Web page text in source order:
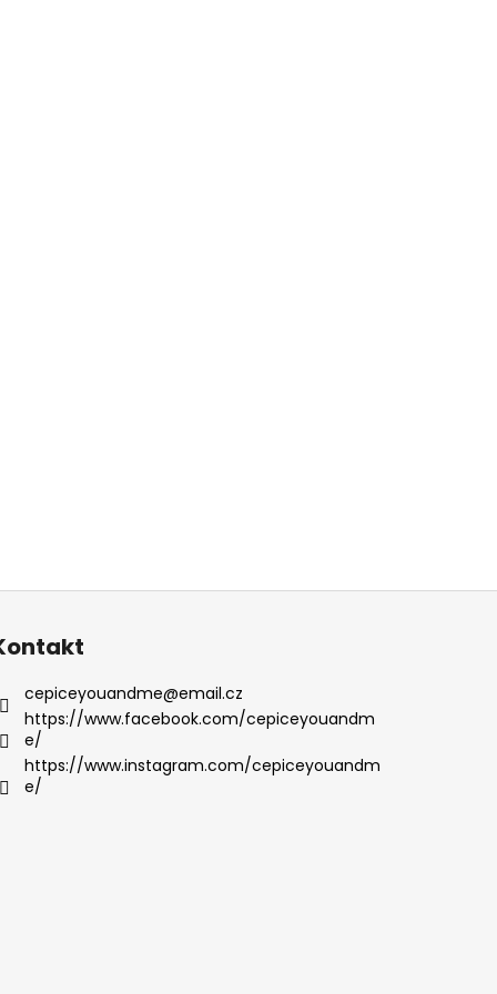
cepiceyouandme@email.cz
https://www.facebook.com/cepiceyouandm
e/
https://www.instagram.com/cepiceyouandm
e/